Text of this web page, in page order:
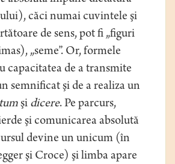
căci numai cuvintele şi
de sens, pot fi „figuri
„seme”. Or, formele
capacitatea de a transmite
semnificat şi de a realiza un
şi dicere. Pe parcurs,
şi comunicarea absolută
devine un unicum (în
şi Croce) şi limba apare